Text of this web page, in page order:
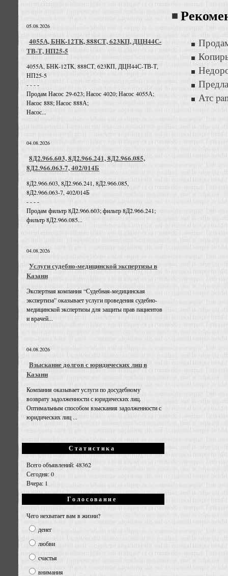
05.08.2026
4055А, БНК-12ТК, 888СТ, 623КП, ДЦН44С-
ТВ-Т, НП25-5
4055А, БНК-12ТК, 888СТ, 623КП, ДЦН44С-ТВ-Т,
НП25-5
- - - -
Продам Насос 29-623; Насос 4020; Насос 4055А;
Насос 888; Насос 888А;
Насос...
04.08.2026
8Д2.966.603, 8Д2.966.241, 8Д2.966.085,
8Д2.966.063-7, 402/014Б
8Д2.966.603, 8Д2.966.241, 8Д2.966.085,
8Д2.966.063-7, 402/014Б
- - - -
Продам фильтр 8Д2.966.603; фильтр 8Д2.966.241;
фильтр 8Д2.966.085...
04.08.2026
Услуги судебно-медицинской экспертизы в
Казани
Экспертная компания “Судебная-медицинская
экспертиза” оказывает услуги проведения судебно-
медицинской экспертизы для защиты прав пациентов
и врачей...
04.08.2026
Взыскание долгов с юридических лиц в
Казани
Компания оказывает услуги по досудебному
возврату задолженности с юридических лиц.
Оптимальным способом взыскания задолженности с
юридических лиц ...
Статистика
Всего объявлений: 48362
Сегодня: 0
Вчера: 1
Голосование
Чего нехватает вам в жизни?
денег
любви
счастья
внимания
Атс